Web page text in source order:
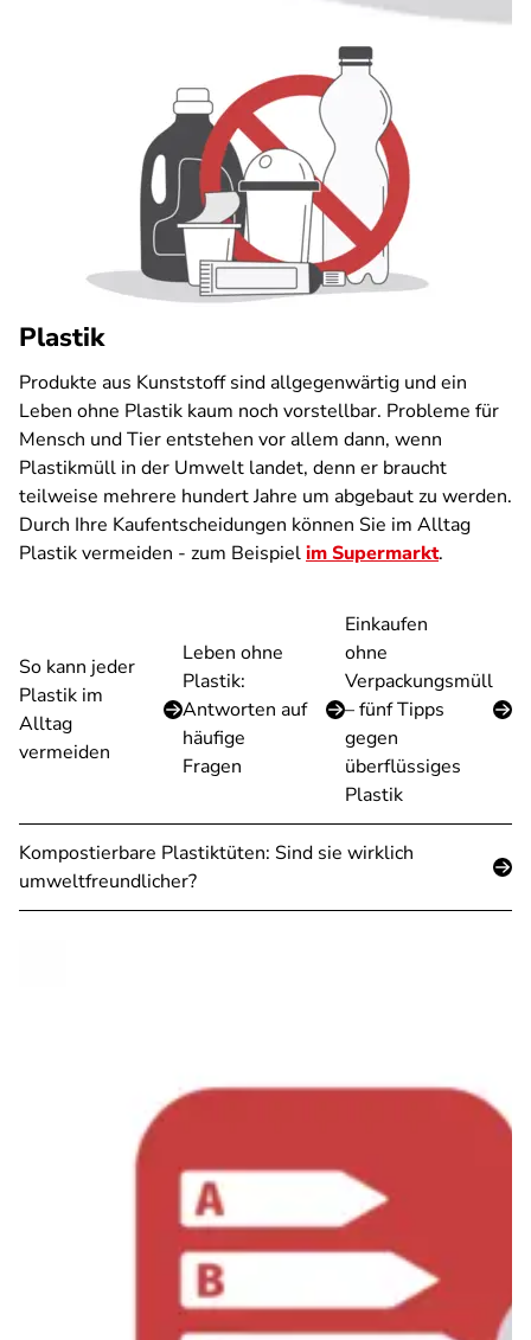
Plastik
Produkte aus Kunststoff sind allgegenwärtig und ein
Leben ohne Plastik kaum noch vorstellbar. Probleme für
Mensch und Tier entstehen vor allem dann, wenn
Plastikmüll in der Umwelt landet, denn er braucht
teilweise mehrere hundert Jahre um abgebaut zu werden.
Durch Ihre Kaufentscheidungen können Sie im Alltag
Plastik vermeiden - zum Beispielim Supermarkt.
So kann jeder
Plastik im
Alltag
vermeiden
Leben ohne
Plastik:
Antworten auf
häufige
Fragen
Einkaufen
ohne
Verpackungsmüll
– fünf Tipps
gegen
überflüssiges
Plastik
Kompostierbare Plastiktüten: Sind sie wirklich
umweltfreundlicher?